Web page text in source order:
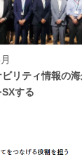
リティ情報の
する